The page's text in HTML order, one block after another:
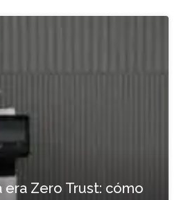
era Zero Trust: cómo